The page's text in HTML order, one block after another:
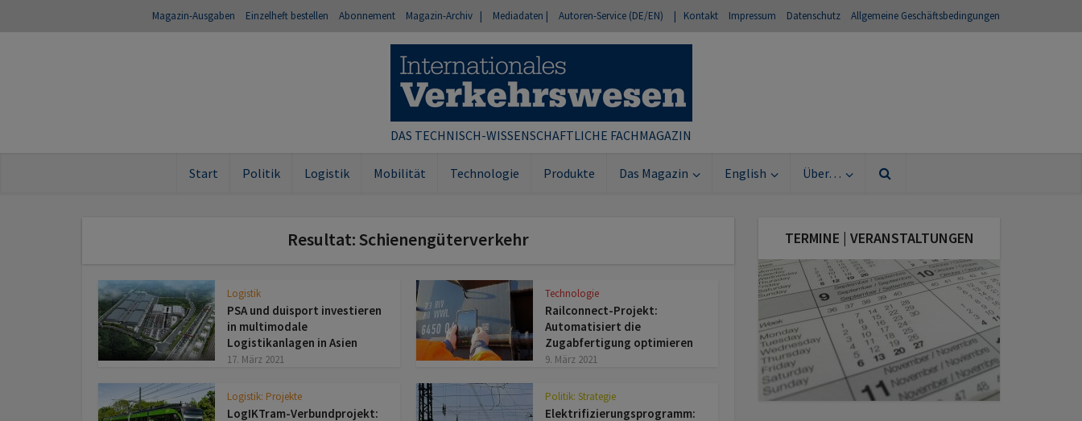
Magazin-Ausgaben Einzelheft bestellen Abonnement Magazin-Archiv | Mediadaten | Autoren-Service (DE/EN) | Kontakt Impressum Datenschutz Allgemeine Geschäftsbedingungen
DAS TECHNISCH-WISSENSCHAFTLICHE FACHMAGAZIN
Start Politik Logistik Mobilität Technologie Produkte Das Magazin English Über…
Resultat: Schienengüterverkehr
Logistik
PSA und duisport investieren
in multimodale
Logistikanlagen in Asien
17. März 2021
Technologie
Railconnect-Projekt:
Automatisiert die
Zugabfertigung optimieren
9. März 2021
Logistik: Projekte
LogIKTram-Verbundprojekt:
Politik: Strategie
Elektrifizierungsprogramm:
TERMINE | VERANSTALTUNGEN